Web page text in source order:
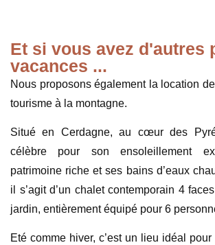
Et si vous avez d'autres
vacances ...
Nous proposons également la location
tourisme à la montagne.
Situé en Cerdagne, au cœur des
célèbre pour son ensoleillement
patrimoine riche et ses bains d’eaux
il s’agit d’un chalet contemporain 4
jardin, entièrement équipé pour 6
Eté comme hiver, c’est un lieu idéal